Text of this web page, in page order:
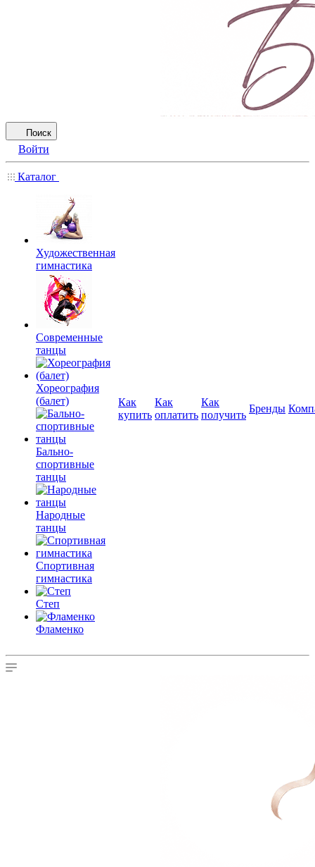
Поиск
Войти
Каталог
Художественная
гимнастика
Современные
танцы
Хореография
(балет)
Бально-
спортивные
танцы
Народные
танцы
Спортивная
гимнастика
Степ
Фламенко
Как
купить
Как
оплатить
Как
получить
Бренды